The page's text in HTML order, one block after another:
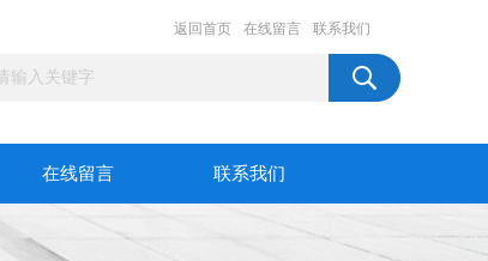
返回首页 在线留言 联系我们
在线留言 联系我们